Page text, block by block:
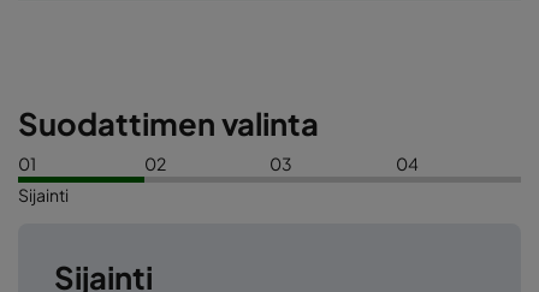
Suodattimen valinta
01
Sijainti
02 03 04
Sijainti